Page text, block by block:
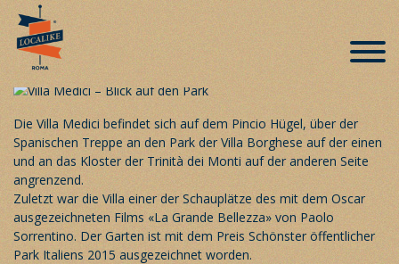
Villa Medici – ein Stück Frankreich zum
Entdecken
Veröffentlicht am 8. Juli 2018
Die Villa Medici befindet sich auf dem Pincio Hügel, über der
Spanischen Treppe an den Park der Villa Borghese auf der einen
und an das Kloster der Trinità dei Monti auf der anderen Seite
angrenzend.
Zuletzt war die Villa einer der Schauplätze des mit dem Oscar
ausgezeichneten Films «La Grande Bellezza» von Paolo
Sorrentino. Der Garten ist mit dem Preis Schönster öffentlicher
Park Italiens 2015 ausgezeichnet worden.